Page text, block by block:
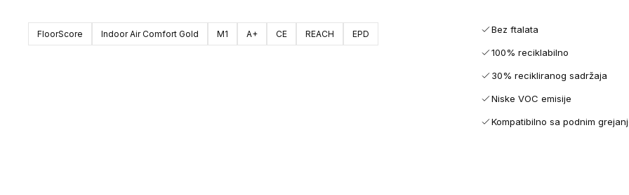
FloorScore Indoor Air Comfort Gold M1 A+ CE REACH EPD Bez ftalata
100% reciklabilno
30% recikliranog sadržaja
Niske VOC emisije
Kompatibilno sa podnim